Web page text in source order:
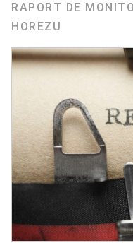
RAPORT DE
HOREZU